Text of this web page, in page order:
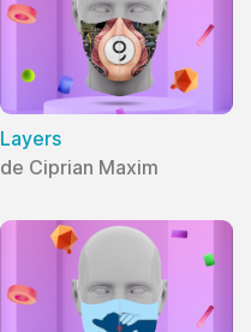
Layers
de Ciprian Maxim